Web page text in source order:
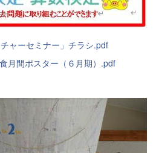
ャーセミナー」チラシ.pdf
月間ポスター（６月期）.pdf